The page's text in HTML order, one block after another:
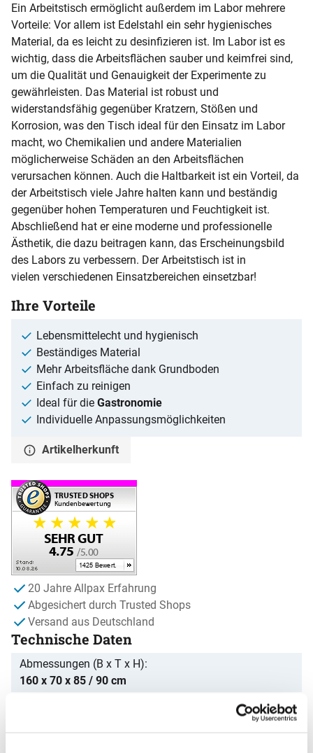
Ein Arbeitstisch ermöglicht außerdem im Labor mehrere
Vorteile: Vor allem ist Edelstahl ein sehr hygienisches
Material, da es leicht zu desinfizieren ist. Im Labor ist es
wichtig, dass die Arbeitsflächen sauber und keimfrei sind,
um die Qualität und Genauigkeit der Experimente zu
gewährleisten. Das Material ist robust und
widerstandsfähig gegenüber Kratzern, Stößen und
Korrosion, was den Tisch ideal für den Einsatz im Labor
macht, wo Chemikalien und andere Materialien
möglicherweise Schäden an den Arbeitsflächen
verursachen können. Auch die Haltbarkeit ist ein Vorteil, da
der Arbeitstisch viele Jahre halten kann und beständig
gegenüber hohen Temperaturen und Feuchtigkeit ist.
Abschließend hat er eine moderne und professionelle
Ästhetik, die dazu beitragen kann, das Erscheinungsbild
des Labors zu verbessern. Der Arbeitstisch ist in
vielen verschiedenen Einsatzbereichen einsetzbar!
Ihre Vorteile
Lebensmittelecht und hygienisch
Beständiges Material
Mehr Arbeitsfläche dank Grundboden
Einfach zu reinigen
Ideal für die Gastronomie
Individuelle Anpassungsmöglichkeiten
Artikelherkunft
20 Jahre Allpax Erfahrung
Abgesichert durch Trusted Shops
Versand aus Deutschland
Technische Daten
Abmessungen (B x T x H)
160 x 70 x 85 / 90 cm